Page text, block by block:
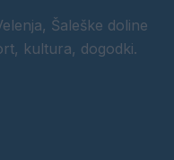
Šaleške doline
kultura, dogodki.